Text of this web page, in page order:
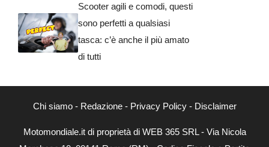
Scooter agili e comodi, questi
sono perfetti a qualsiasi
tasca: c’è anche il più amato
di tutti
Chi siamo- Redazione- Privacy Policy- Disclaimer
Motomondiale.it di proprietà di WEB 365 SRL - Via Nicola